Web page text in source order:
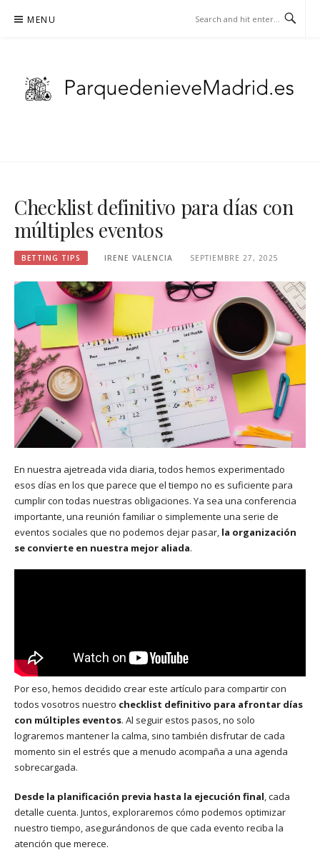
MENU
Checklist definitivo para días con
múltiples eventos
BETTING TIPS IRENE VALENCIA SEPTIEMBRE 27, 2025
En nuestra ajetreada vida diaria, todos hemos experimentado
esos días en los que parece que el tiempo no es suficiente para
cumplir con todas nuestras obligaciones. Ya sea una conferencia
importante, una reunión familiar o simplemente una serie de
eventos sociales que no podemos dejar pasar, la organización
se convierte en nuestra mejor aliada.
Por eso, hemos decidido crear este artículo para compartir con
todos vosotros nuestro checklist definitivo para afrontar días
con múltiples eventos. Al seguir estos pasos, no solo
lograremos mantener la calma, sino también disfrutar de cada
momento sin el estrés que a menudo acompaña a una agenda
sobrecargada.
Desde la planificación previa hasta la ejecución final, cada
detalle cuenta. Juntos, exploraremos cómo podemos optimizar
nuestro tiempo, asegurándonos de que cada evento reciba la
atención que merece.